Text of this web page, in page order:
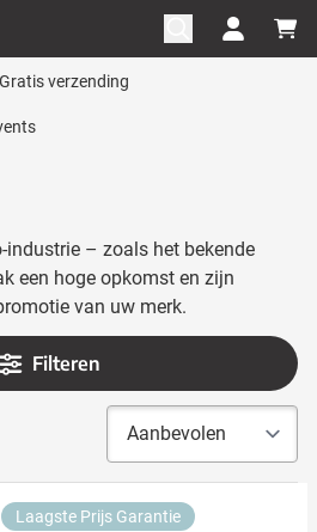
Mega assortiment
industrie – zoals het bekende
een hoge opkomst en zijn
van uw merk.
Filteren
Laagste Prijs Garantie